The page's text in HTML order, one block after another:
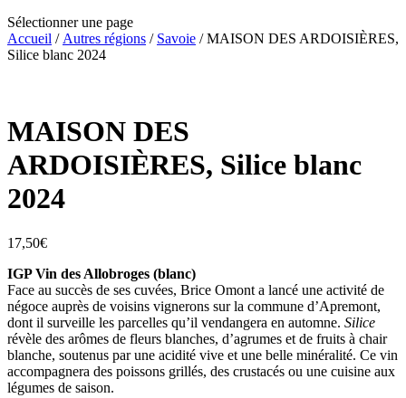
Sélectionner une page
Accueil / Autres régions / Savoie / MAISON DES ARDOISIÈRES,
Silice blanc 2024
MAISON DES
ARDOISIÈRES, Silice blanc
2024
17,50€
IGP Vin des Allobroges (blanc)
Face au succès de ses cuvées, Brice Omont a lancé une activité de
négoce auprès de voisins vignerons sur la commune d’Apremont,
dont il surveille les parcelles qu’il vendangera en automne. Silice
révèle des arômes de fleurs blanches, d’agrumes et de fruits à chair
blanche, soutenus par une acidité vive et une belle minéralité. Ce vin
accompagnera des poissons grillés, des crustacés ou une cuisine aux
légumes de saison.